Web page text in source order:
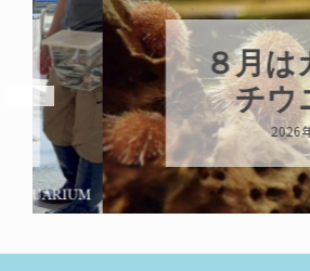
８月はカガ
チウニ推
2026年8月8日